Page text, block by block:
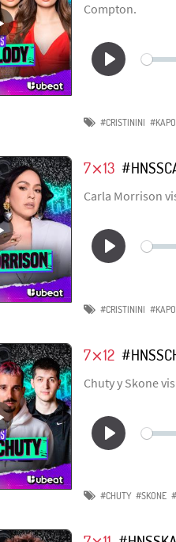
Compton.
#CRISTININI
7⨯13
Carla Morrison
#CRISTININI
7⨯12
Chuty y Skone
#CHUTY #SKONE